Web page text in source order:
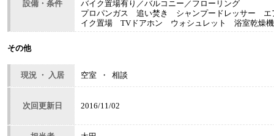
設備・条件
バイク置場有り／バルコニー／フローリング
プロパンガス 追い焚き シャンプードレッサー
イク置場 TVドアホン ウォシュレット 浴室乾燥
その他
現況 ・ 入居 空室 ・ 相談
次回更新日 2016/11/02